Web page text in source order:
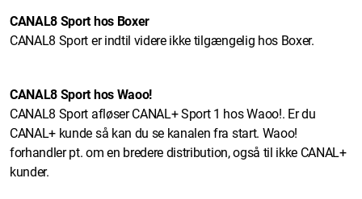
CANAL8 Sport hos Boxer
CANAL8 Sport er indtil videre ikke tilgængelig hos Boxer.
CANAL8 Sport hos Waoo!
CANAL8 Sport afløser CANAL+ Sport 1 hos Waoo!. Er du
CANAL+ kunde så kan du se kanalen fra start. Waoo!
forhandler pt. om en bredere distribution, også til ikke CANAL+
kunder.